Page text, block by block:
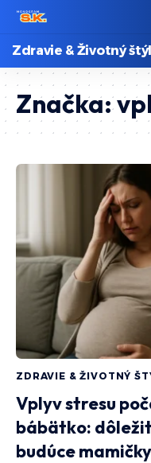
Zdravie & Životný štýl
Značka:
ZDRAVIE & ŽIVOTNÝ
Vplyv stresu
bábätko:
budúce mamičky